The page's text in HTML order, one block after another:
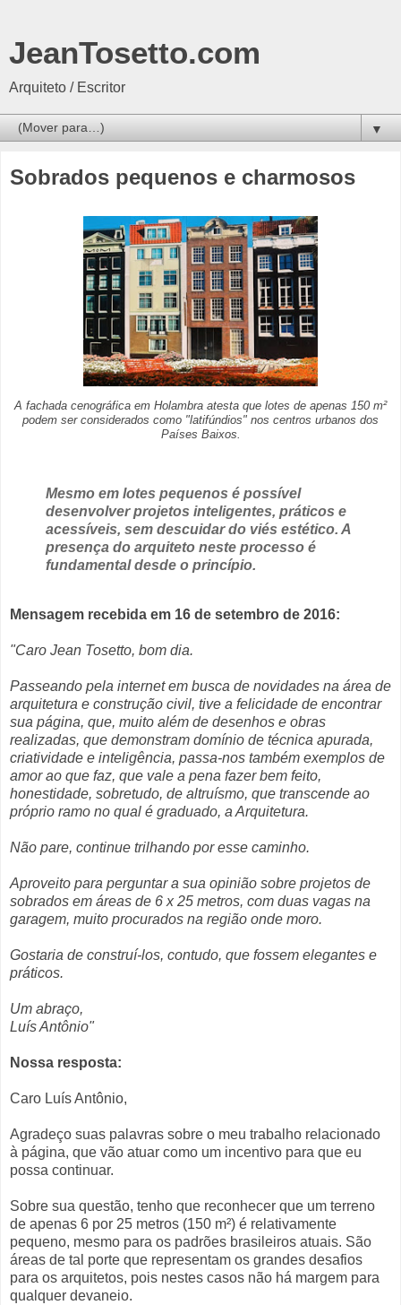
JeanTosetto.com
Arquiteto / Escritor
▼
Sobrados pequenos e charmosos
A fachada cenográfica em Holambra atesta que lotes de apenas 150 m²
podem ser considerados como "latifúndios" nos centros urbanos dos
Países Baixos.
Mesmo em lotes pequenos é possível
desenvolver projetos inteligentes, práticos e
acessíveis, sem descuidar do viés estético. A
presença do arquiteto neste processo é
fundamental desde o princípio.
Mensagem recebida em 16 de setembro de 2016:
"Caro Jean Tosetto, bom dia.
Passeando pela internet em busca de novidades na área de
arquitetura e construção civil, tive a felicidade de encontrar
sua página, que, muito além de desenhos e obras
realizadas, que demonstram domínio de técnica apurada,
criatividade e inteligência, passa-nos também exemplos de
amor ao que faz, que vale a pena fazer bem feito,
honestidade, sobretudo, de altruísmo, que transcende ao
próprio ramo no qual é graduado, a Arquitetura.
Não pare, continue trilhando por esse caminho.
Aproveito para perguntar a sua opinião sobre projetos de
sobrados em áreas de 6 x 25 metros, com duas vagas na
garagem, muito procurados na região onde moro.
Gostaria de construí-los, contudo, que fossem elegantes e
práticos.
Um abraço,
Luís Antônio"
Nossa resposta:
Caro Luís Antônio,
Agradeço suas palavras sobre o meu trabalho relacionado
à página, que vão atuar como um incentivo para que eu
possa continuar.
Sobre sua questão, tenho que reconhecer que um terreno
de apenas 6 por 25 metros (150 m²) é relativamente
pequeno, mesmo para os padrões brasileiros atuais. São
áreas de tal porte que representam os grandes desafios
para os arquitetos, pois nestes casos não há margem para
qualquer devaneio.